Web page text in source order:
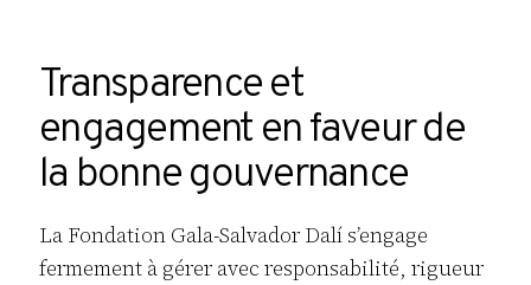
Transparence et
engagement en faveur de
la bonne gouvernance
La Fondation Gala-Salvador Dalí s’engage
fermement à gérer avec responsabilité, rigueur